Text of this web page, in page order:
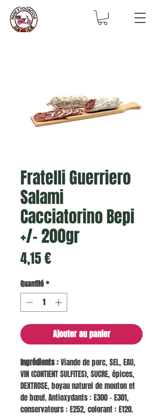
Fratelli Guerriero
Salami
Cacciatorino Bepi
+/- 200gr
4,15 €Prix
Quantité*
Ajouter au panier
Ingrédients :Viande de porc, SEL, EAU,
VIN (CONTIENT SULFITES), SUCRE, épices,
DEXTROSE, boyau naturel de mouton et
de bœuf. Antioxydants : E300 - E301,
conservateurs : E252, colorant : E120.